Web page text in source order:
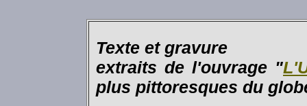
Texte et gravure
extraits de l'ouvrage "
plus pittoresques du